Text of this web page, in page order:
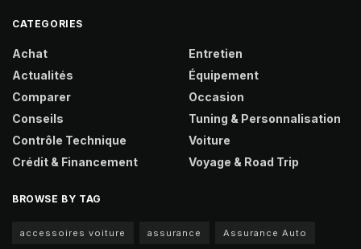
CATEGORIES
Achat
Actualités
Comparer
Conseils
Contrôle Technique
Crédit & Financement
Entretien
Équipement
Occasion
Tuning & Personnalisation
Voiture
Voyage & Road Trip
BROWSE BY TAG
accessoires voiture assurance Assurance Auto